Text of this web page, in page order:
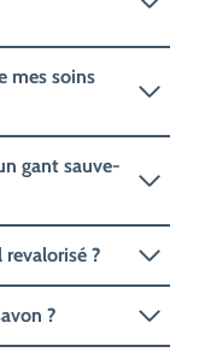
mes soins
gant sauve-
?
?